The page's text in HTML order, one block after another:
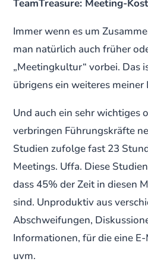
TeamTreasure: Meeting-
Immer wenn es um
man natürlich auch früher
„Meetingkultur“ vorbei. Das
übrigens ein weiteres
Und auch ein sehr wichtiges
verbringen Führungskräfte
Studien zufolge fast 23
Meetings. Uffa. Diese
dass 45% der Zeit in diesen
sind. Unproduktiv aus
Abschweifungen,
Informationen, für die eine
uvm.